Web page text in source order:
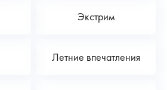
Экстрим
Летние впечатления